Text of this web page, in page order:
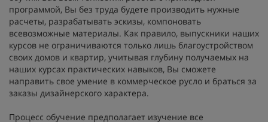
программой, Вы без труда будете производить нужные
расчеты, разрабатывать эскизы, компоновать
всевозможные материалы. Как правило, выпускники наших
курсов не ограничиваются только лишь благоустройством
своих домов и квартир, учитывая глубину получаемых на
наших курсах практических навыков, Вы сможете
направить свое умение в коммерческое русло и браться за
заказы дизайнерского характера.
Процесс обучение предполагает изучение все